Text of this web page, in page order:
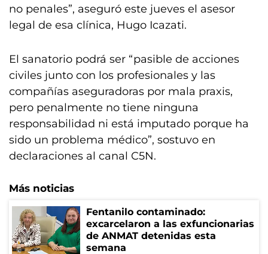
no penales”, aseguró este jueves el asesor
legal de esa clínica, Hugo Icazati.
El sanatorio podrá ser “pasible de acciones
civiles junto con los profesionales y las
compañías aseguradoras por mala praxis,
pero penalmente no tiene ninguna
responsabilidad ni está imputado porque ha
sido un problema médico”, sostuvo en
declaraciones al canal C5N.
Más noticias
Fentanilo contaminado:
excarcelaron a las exfuncionarias
de ANMAT detenidas esta
semana